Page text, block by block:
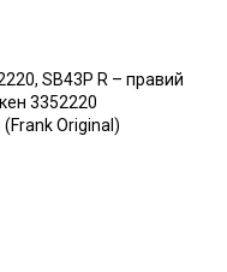
SB43P R – правий
3352220
Original)